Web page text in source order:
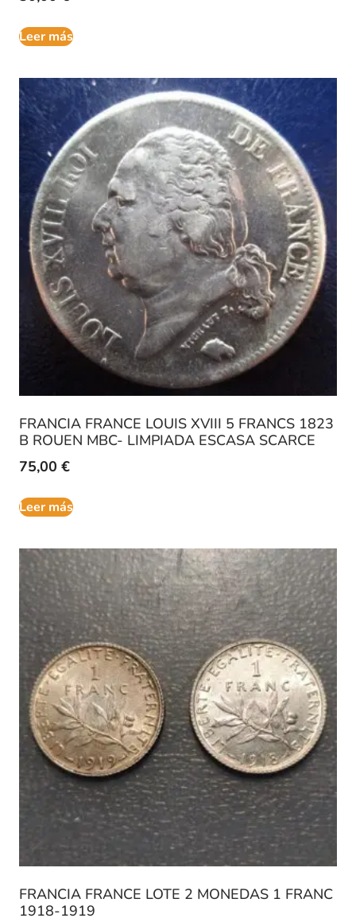
Leer más
FRANCIA FRANCE LOUIS XVIII 5 FRANCS 1823
B ROUEN MBC- LIMPIADA ESCASA SCARCE
75,00 €
Leer más
FRANCIA FRANCE LOTE 2 MONEDAS 1 FRANC
1918-1919